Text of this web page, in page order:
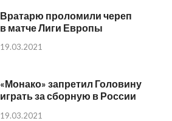
Вратарю проломили череп
в матче Лиги Европы
19.03.2021
«Монако» запретил Головину
играть за сборную в России
19.03.2021